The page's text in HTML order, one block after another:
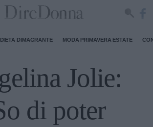
DIETA DIMAGRANTE MODA PRIMAVERA ESTATE
Jolie:
di poter